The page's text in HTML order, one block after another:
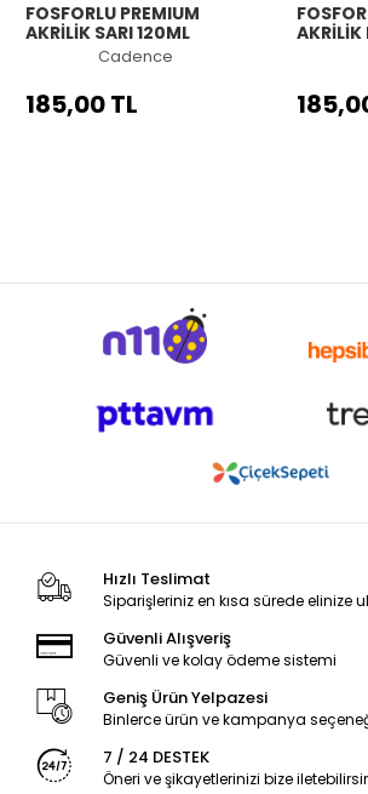
FOSFORLU PREMIUM
AKRİLİK SARI 120ML
Cadence
185,00 TL
AKRİLİK
Hızlı Teslimat
Siparişleriniz en kısa sürede elinize
Güvenli Alışveriş
Güvenli ve kolay ödeme sistemi
Geniş Ürün Yelpazesi
Binlerce ürün ve kampanya
7 / 24 DESTEK
Öneri ve şikayetlerinizi bize